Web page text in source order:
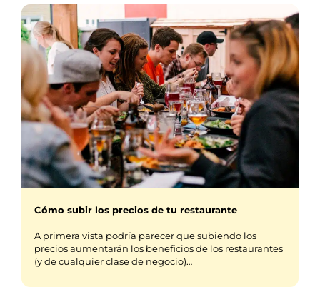
Cómo subir los precios de tu restaurante
A primera vista podría parecer que subiendo los
precios aumentarán los beneficios de los restaurantes
(y de cualquier clase de negocio)…